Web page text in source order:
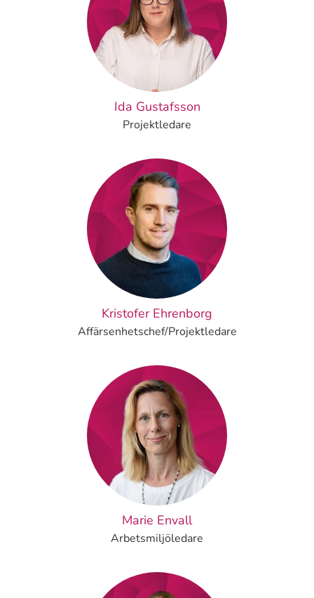
Ida Gustafsson
Projektledare
Kristofer Ehrenborg
Affärsenhetschef/Projektledare
Marie Envall
Arbetsmiljöledare